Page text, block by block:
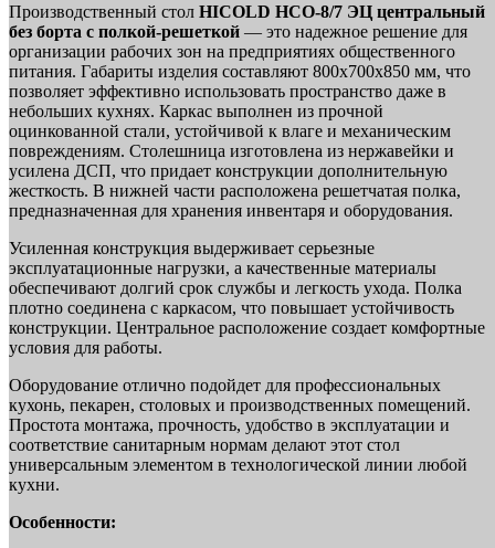
Производственный стол HICOLD НСО-8/7 ЭЦ центральный
без борта с полкой-решеткой — это надежное решение для
организации рабочих зон на предприятиях общественного
питания. Габариты изделия составляют 800х700х850 мм, что
позволяет эффективно использовать пространство даже в
небольших кухнях. Каркас выполнен из прочной
оцинкованной стали, устойчивой к влаге и механическим
повреждениям. Столешница изготовлена из нержавейки и
усилена ДСП, что придает конструкции дополнительную
жесткость. В нижней части расположена решетчатая полка,
предназначенная для хранения инвентаря и оборудования.
Усиленная конструкция выдерживает серьезные
эксплуатационные нагрузки, а качественные материалы
обеспечивают долгий срок службы и легкость ухода. Полка
плотно соединена с каркасом, что повышает устойчивость
конструкции. Центральное расположение создает комфортные
условия для работы.
Оборудование отлично подойдет для профессиональных
кухонь, пекарен, столовых и производственных помещений.
Простота монтажа, прочность, удобство в эксплуатации и
соответствие санитарным нормам делают этот стол
универсальным элементом в технологической линии любой
кухни.
Особенности: